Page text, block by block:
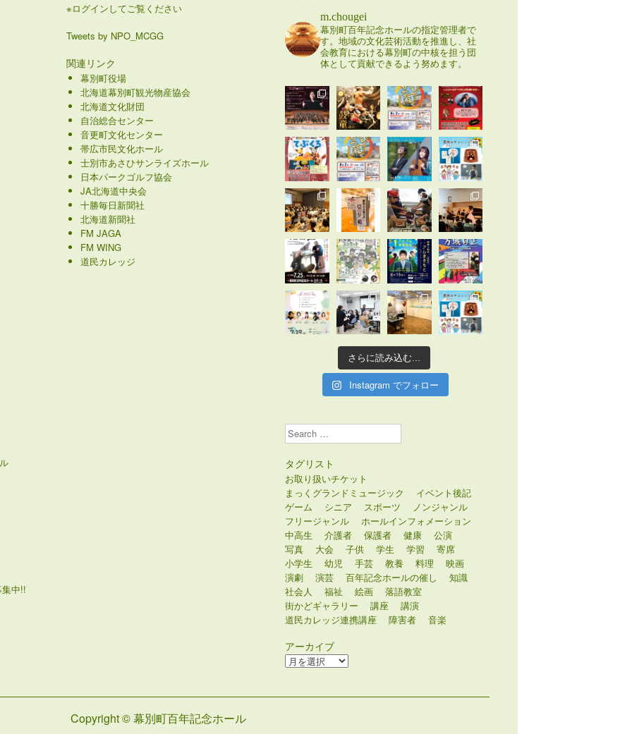
中!!
※ログインしてご覧ください
Tweets by NPO_MCGG
関連リンク
幕別町役場
北海道幕別町観光物産協会
北海道文化財団
自治総合センター
音更町文化センター
帯広市民文化ホール
士別市あさひサンライズホール
日本パークゴルフ協会
JA北海道中央会
十勝毎日新聞社
北海道新聞社
FM JAGA
FM WING
道民カレッジ
m.chougei
幕別町百年記念ホールの指定管理者で
す。地域の文化芸術活動を推進し、社
会教育における幕別町の中核を担う団
体として貢献できるよう努めます。
さらに読み込む...
Instagram でフォロー
Search
タグリスト
お取り扱いチケット
まっくグランドミュージック
イベント後記
ゲーム
シニア スポーツ
ノンジャンル
フリージャンル
ホールインフォメーション
中高生
介護者 保護者 健康
公演
写真
大会 子供 学生 学習
寄席
小学生
幼児 手芸 教養 料理
映画
演劇
演芸 百年記念ホールの催し
知識
社会人
福祉 絵画
落語教室
街かどギャラリー
講座
講演
道民カレッジ連携講座
障害者 音楽
アーカイブ
ア
Copyright © 幕別町百年記念ホール